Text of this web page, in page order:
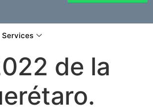
Services
de la